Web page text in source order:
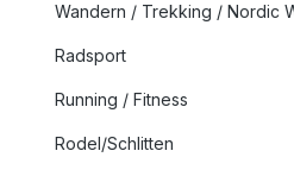
Wandern / Trekking / Nordic
Radsport
Running / Fitness
Rodel/Schlitten